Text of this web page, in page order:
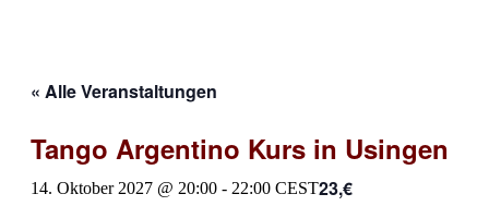
« Alle Veranstaltungen
Tango Argentino Kurs in Usingen
14. Oktober 2027 @ 20:00 - 22:00 CEST23,€